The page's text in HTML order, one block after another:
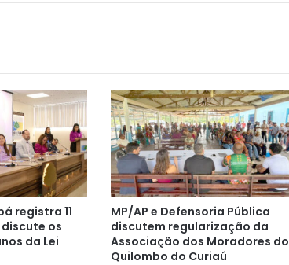
registra 11
os
da Lei
MP/AP e Defensoria Pública
discutem regularização da
Associação dos Moradores do
Quilombo do Curiaú